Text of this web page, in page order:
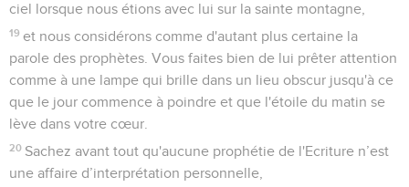
ciel lorsque nous étions avec lui sur la sainte montagne,
19 et nous considérons comme d'autant plus certaine la
parole des prophètes. Vous faites bien de lui prêter attention
comme à une lampe qui brille dans un lieu obscur jusqu'à ce
que le jour commence à poindre et que l'étoile du matin se
lève dans votre cœur.
20 Sachez avant tout qu'aucune prophétie de l'Ecriture n’est
une affaire d’interprétation personnelle,